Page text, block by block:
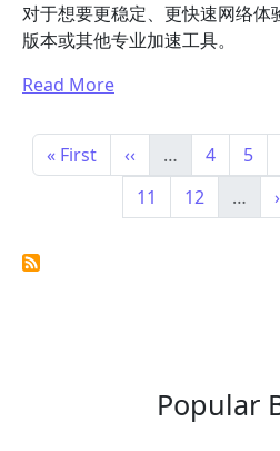
对于想要更稳定、更快速网络体
版本或其他专业加速工具。
Read More
分页
首页
« First 前一页
‹‹ … Page
4 5
Page
11 Page
12 …
Popular